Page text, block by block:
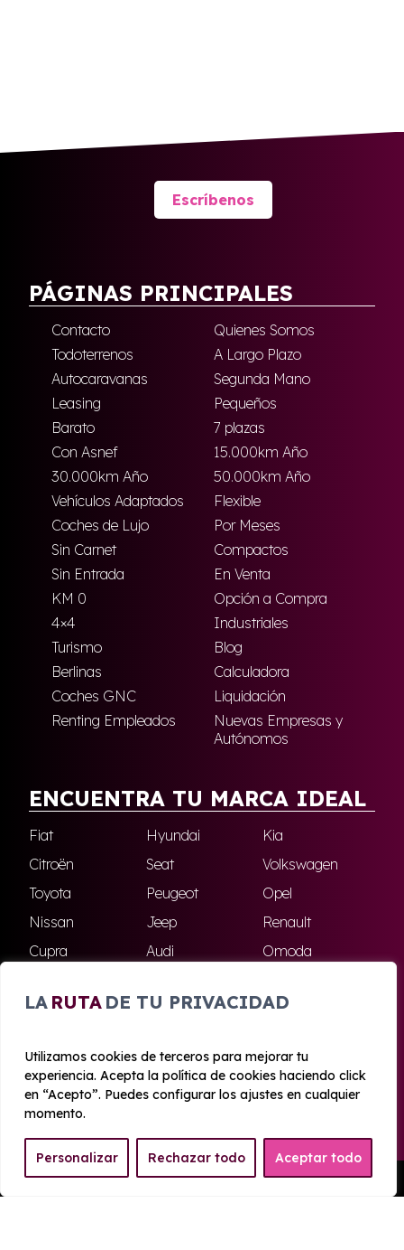
LA RUTA DE TU PRIVACIDAD
Utilizamos cookies de terceros para mejorar tu
experiencia. Acepta la política de cookies haciendo click
en “Acepto”. Puedes configurar los ajustes en cualquier
momento.
Personalizar Rechazar todo Aceptar todo
Escríbenos
PÁGINAS PRINCIPALES
Contacto
Quienes Somos
Todoterrenos
A Largo Plazo
Autocaravanas
Segunda Mano
Leasing
Pequeños
Barato
7 plazas
Con Asnef
15.000km Año
30.000km Año
50.000km Año
Vehículos Adaptados
Flexible
Coches de Lujo
Por Meses
Sin Carnet
Compactos
Sin Entrada
En Venta
KM 0
Opción a Compra
4×4
Industriales
Turismo
Blog
Berlinas
Calculadora
Coches GNC
Liquidación
Renting Empleados
Nuevas Empresas y
Autónomos
ENCUENTRA TU MARCA IDEAL
Fiat Hyundai
Kia
Citroën
Seat
Volkswagen
Toyota
Peugeot
Opel
Nissan
Jeep
Renault
Cupra
Audi
Omoda
Skoda
Ford Todas las marcas
© 2020 - 2026 Azahara Renting
Aviso legal y Privacidad
Pedir Presupuesto